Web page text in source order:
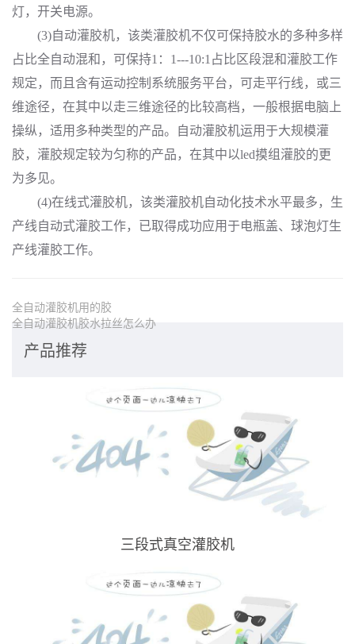
灯，开关电源。
(3)自动灌胶机，该类灌胶机不仅可保持胶水的多种多样
占比全自动混和，可保持1：1---10:1占比区段混和灌胶工作
规定，而且含有运动控制系统服务平台，可走平行线，或三
维途径，在其中以走三维途径的比较高档，一般根据电脑上
操纵，适用多种类型的产品。自动灌胶机运用于大规模灌
胶，灌胶规定较为匀称的产品，在其中以led摸组灌胶的更
为多见。
(4)在线式灌胶机，该类灌胶机自动化技术水平最多，生
产线自动式灌胶工作，已取得成功应用于电瓶盖、球泡灯生
产线灌胶工作。
全自动灌胶机用的胶
全自动灌胶机胶水拉丝怎么办
产品推荐
三段式真空灌胶机